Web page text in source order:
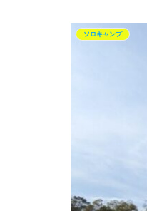
ソロキャンプ